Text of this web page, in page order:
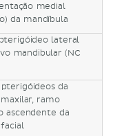
medial
da mandíbula
lateral
mandibular (NC
pterigóideos da
ramo
ascendente da